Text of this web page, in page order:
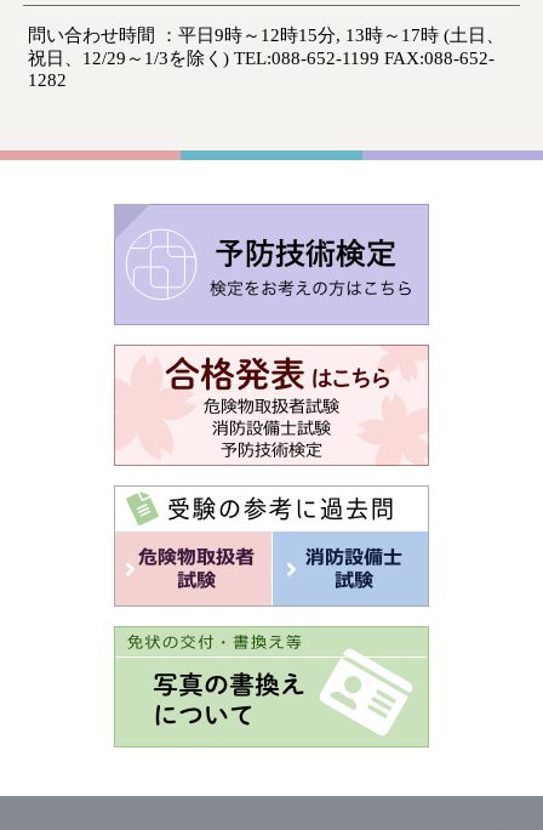
問い合わせ時間 ：平日9時～12時15分, 13時～17時 (土日、
祝日、12/29～1/3を除く) TEL:088-652-1199 FAX:088-652-
1282